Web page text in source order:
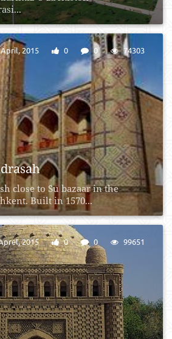
close to Su bazaar in the
Built in 1570...
2015 0 0 74303
2015 0 0 99651